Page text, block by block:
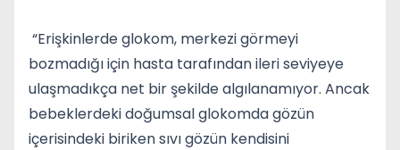
“Erişkinlerde glokom, merkezi görmeyi
bozmadığı için hasta tarafından ileri seviyeye
ulaşmadıkça net bir şekilde algılanamıyor. Ancak
bebeklerdeki doğumsal glokomda gözün
içerisindeki biriken sıvı gözün kendisini